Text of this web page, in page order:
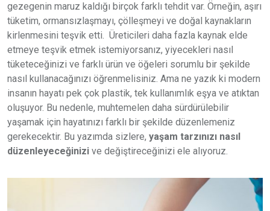
gezegenin maruz kaldığı birçok farklı tehdit var. Örneğin, aşırı
tüketim, ormansızlaşmayı, çölleşmeyi ve doğal kaynakların
kirlenmesini teşvik etti. Üreticileri daha fazla kaynak elde
etmeye teşvik etmek istemiyorsanız, yiyecekleri nasıl
tüketeceğinizi ve farklı ürün ve öğeleri sorumlu bir şekilde
nasıl kullanacağınızı öğrenmelisiniz. Ama ne yazık ki modern
insanın hayatı pek çok plastik, tek kullanımlık eşya ve atıktan
oluşuyor. Bu nedenle, muhtemelen daha sürdürülebilir
yaşamak için hayatınızı farklı bir şekilde düzenlemeniz
gerekecektir. Bu yazımda sizlere, yaşam tarzınızı nasıl
düzenleyeceğinizi ve değiştireceğinizi ele alıyoruz.